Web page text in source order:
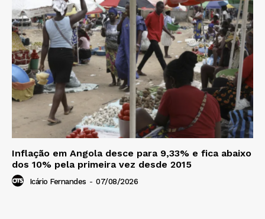
Inflação em Angola desce para 9,33% e fica abaixo
dos 10% pela primeira vez desde 2015
Icário Fernandes - 07/08/2026